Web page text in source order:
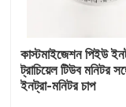
কারখানা ভ্রমণ
কাস্টমাইজেশন পিইউ
ট্রাচিয়েল টিউব মনিটর
ইনট্রা-মনিটর চাপ